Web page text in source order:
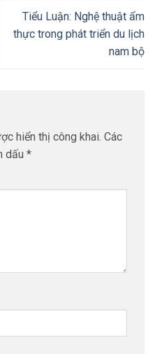
Tiểu Luận: Nghệ thuật ẩm
thực trong phát triển du lịch
nam bộ
hiển thị công khai. Các
dấu *